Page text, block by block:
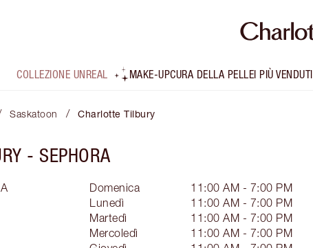
COLLEZIONE UNREAL MAKE-UPCURA DELLA PELLEI PIÙ VENDUTI
Saskatoon / Charlotte Tilbury
- SEPHORA
Domenica
11:00 AM - 7:00 PM
Lunedì
11:00 AM - 7:00 PM
Martedì
11:00 AM - 7:00 PM
Mercoledì
11:00 AM - 7:00 PM